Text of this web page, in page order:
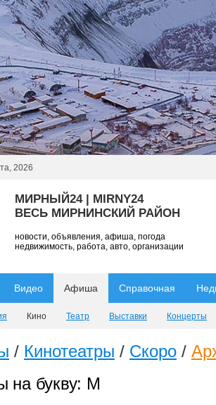
2026
МИРНЫЙ24 | MIRNY24
ВЕСЬ МИРНИНСКИЙ РАЙОН
новости, объявления, афиша, погода
недвижимость, работа, авто, организации
Видео Афиша Справочная
Кино Театр Выставки Концерты
/ Кинотеатры / Скоро /
на букву: M